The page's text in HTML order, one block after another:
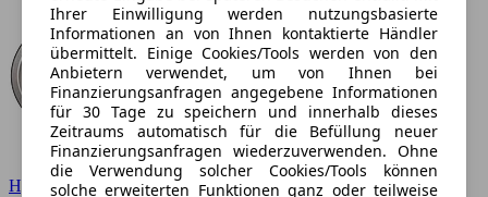
Hyundai
Ihrer Einwilligung werden nutzungsbasierte
Informationen an von Ihnen kontaktierte Händler
übermittelt. Einige Cookies/Tools werden von den
Anbietern verwendet, um von Ihnen bei
Finanzierungsanfragen angegebene Informationen
für 30 Tage zu speichern und innerhalb dieses
Zeitraums automatisch für die Befüllung neuer
Finanzierungsanfragen wiederzuverwenden. Ohne
die Verwendung solcher Cookies/Tools können
solche erweiterten Funktionen ganz oder teilweise